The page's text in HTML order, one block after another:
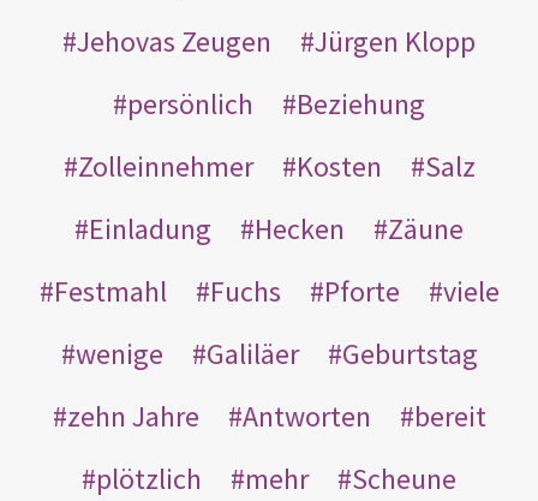
Jehovas Zeugen
Jürgen Klopp
persönlich
Beziehung
Zolleinnehmer
Kosten
Salz
Einladung
Hecken
Zäune
Festmahl
Fuchs Pforte
viele
wenige
Galiläer
Geburtstag
zehn Jahre
Antworten
bereit
plötzlich
mehr Scheune